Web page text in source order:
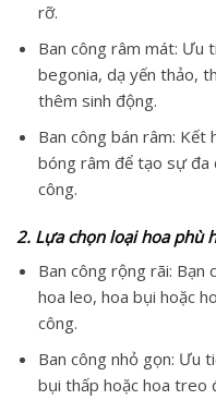
rỡ.
Ban công râm mát: Ưu
begonia, dạ yến thảo,
thêm sinh động.
Ban công bán râm: Kết
bóng râm để tạo sự đa
công.
2. Lựa chọn loại hoa phù
Ban công rộng rãi: Bạn
hoa leo, hoa bụi hoặc
công.
Ban công nhỏ gọn: Ưu
bụi thấp hoặc hoa treo